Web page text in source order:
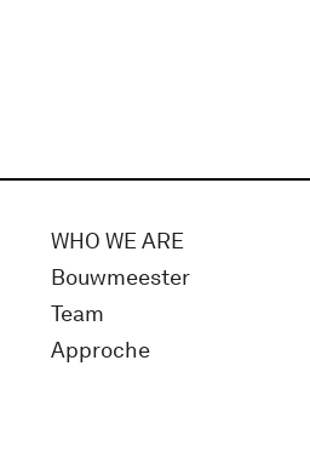
WHO WE ARE
Bouwmeester
Team
Approche